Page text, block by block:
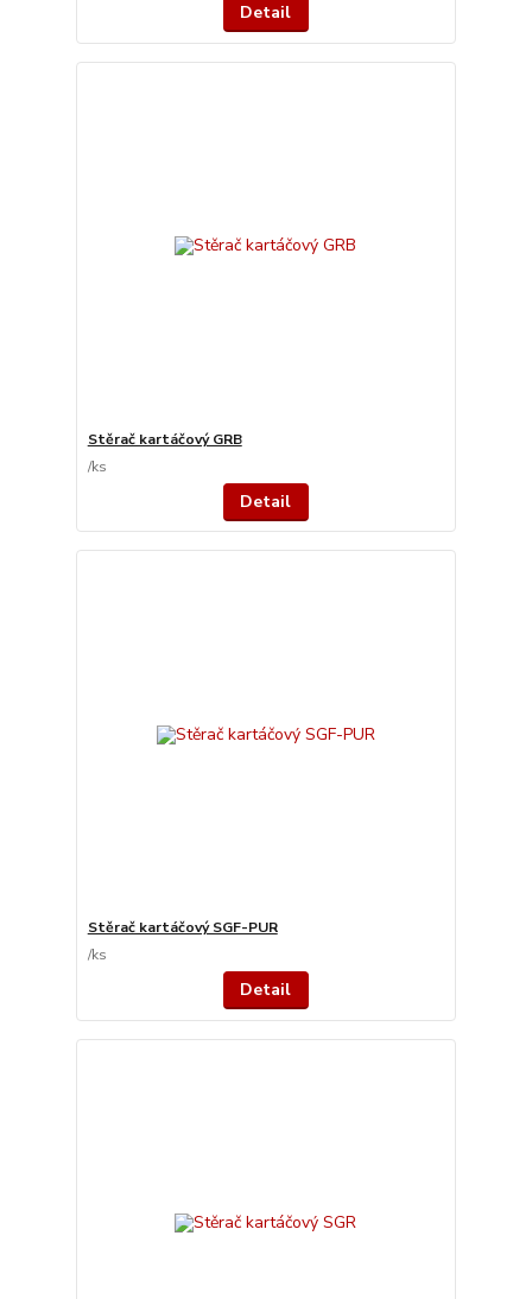
Detail
Stěrač kartáčový GRB
/ks
Detail
Stěrač kartáčový SGF-PUR
/ks
Detail